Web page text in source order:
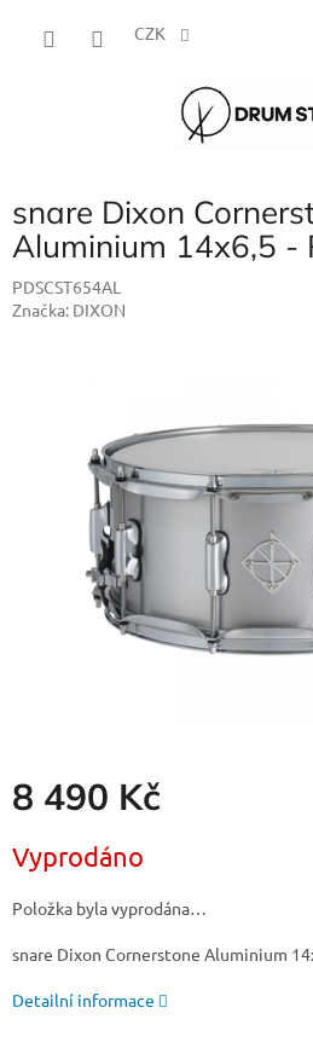
CZK
snare Dixon
Aluminium 14x6,5 -
PDSCST654AL
Značka: DIXON
8 490 Kč
cena:
Vyprodáno
Položka byla vyprodána…
snare Dixon Cornerstone Aluminium
Detailní informace